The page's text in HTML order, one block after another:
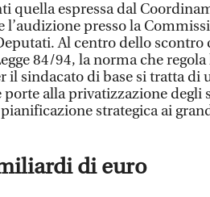
quella espressa dal
l’audizione presso la
Al centro dello scontro
84/94, la norma che
il sindacato di base si tratta di
alla privatizzazione degli
strategica ai
di euro